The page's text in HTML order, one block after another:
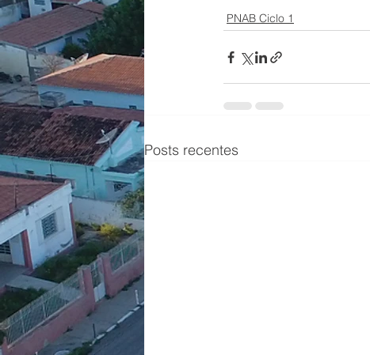
PNAB Ciclo 1
Posts recentes